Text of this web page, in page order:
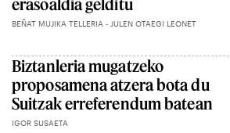
erasoaldia gelditu
BEÑAT MUJIKA TELLERIA - JULEN OTAEGI LEONET
Biztanleria mugatzeko
proposamena atzera bota du
Suitzak erreferendum batean
IGOR SUSAETA